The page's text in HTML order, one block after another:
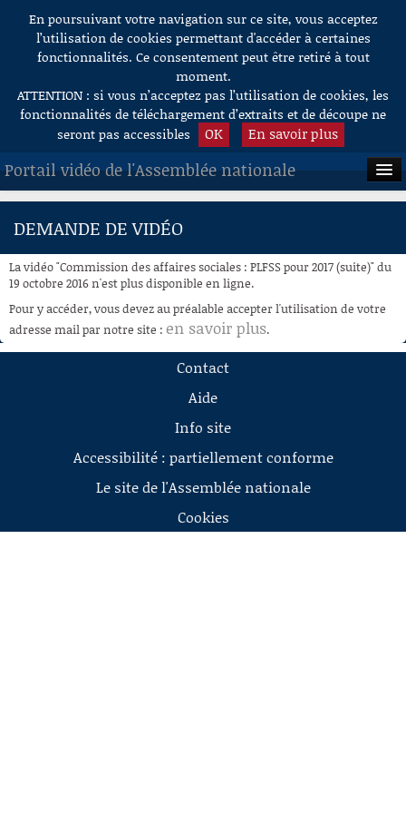
Aller au contenu
En poursuivant votre navigation sur ce site, vous acceptez
l’utilisation de cookies permettant d'accéder à certaines
fonctionnalités. Ce consentement peut être retiré à tout
moment.
ATTENTION : si vous n’acceptez pas l’utilisation de cookies, les
fonctionnalités de téléchargement d’extraits et de découpe ne
seront pas accessibles
OK En savoir plus
Portail vidéo de l'Assemblée nationale
ACCUEIL
À LA DEMANDE
RECHERCHE
AIDE À LA DÉCOUPE
DEMANDE DE VIDÉO
La vidéo "Commission des affaires sociales : PLFSS pour 2017 (suite)" du
19 octobre 2016 n'est plus disponible en ligne.
Pour y accéder, vous devez au préalable accepter l'utilisation de votre
adresse mail par notre site : en savoir plus.
Contact
Aide
Info site
Accessibilité : partiellement conforme
Le site de l'Assemblée nationale
Cookies